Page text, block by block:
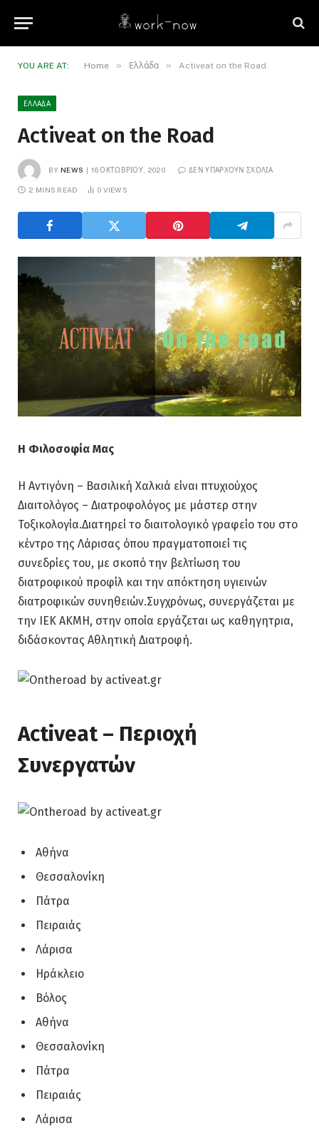
YOU ARE AT: Home » Ελλάδα » Activeat on the Road
ΕΛΛΆΔΑ
Activeat on the Road
BY NEWS 16 ΟΚΤΩΒΡΊΟΥ, 2020 ΔΕΝ ΥΠΆΡΧΟΥΝ ΣΧΌΛΙΑ
2 MINS READ 0 VIEWS
Η Φιλοσοφία Μας
Η Αντιγόνη – Βασιλική Χαλκιά είναι πτυχιούχος
Διαιτολόγος – Διατροφολόγος με μάστερ στην
Τοξικολογία.Διατηρεί το διαιτολογικό γραφείο του στο
κέντρο της Λάρισας όπου πραγματοποιεί τις
συνεδρίες του, με σκοπό την βελτίωση του
διατροφικού προφίλ και την απόκτηση υγιεινών
διατροφικών συνηθειών.Συγχρόνως, συνεργάζεται με
την ΙΕΚ ΑΚΜΗ, στην οποία εργάζεται ως καθηγητρια,
διδάσκοντας Αθλητική Διατροφή.
Activeat – Περιοχή
Συνεργατών
Αθήνα
Θεσσαλονίκη
Πάτρα
Πειραιάς
Λάρισα
Ηράκλειο
Βόλος
Αθήνα
Θεσσαλονίκη
Πάτρα
Πειραιάς
Λάρισα